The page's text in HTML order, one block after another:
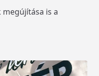
is a